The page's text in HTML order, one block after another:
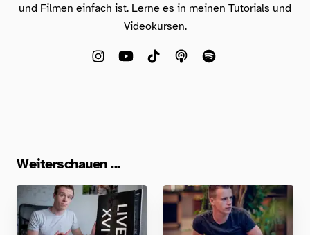
und Filmen einfach ist. Lerne es in meinen Tutorials und
Videokursen.
Weiterschauen ...